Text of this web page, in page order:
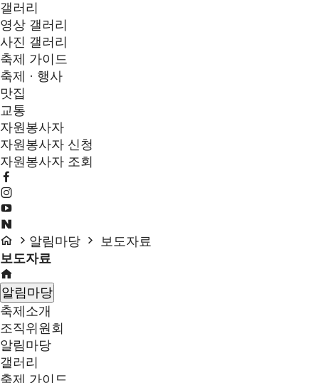
갤러리
영상 갤러리
사진 갤러리
축제 가이드
축제 · 행사
맛집
교통
자원봉사자
자원봉사자 신청
자원봉사자 조회
알림마당
보도자료
보도자료
알림마당
축제소개
조직위원회
알림마당
갤러리
축제 가이드